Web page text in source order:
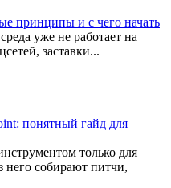
принципы и с чего начать
уже не работает на
заставки...
понятный гайд для
только для
него собирают питчи,